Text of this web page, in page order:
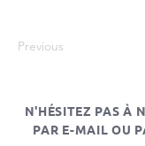
Previous
N'HÉSITEZ PAS À
PAR E-MAIL OU